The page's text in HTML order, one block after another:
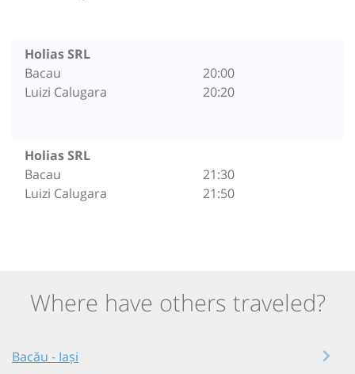
Holias SRL
Bacau
Luizi Calugara
20:00
20:20
Holias SRL
Bacau
Luizi Calugara
21:30
21:50
Where have others traveled?
Bacău - Iași